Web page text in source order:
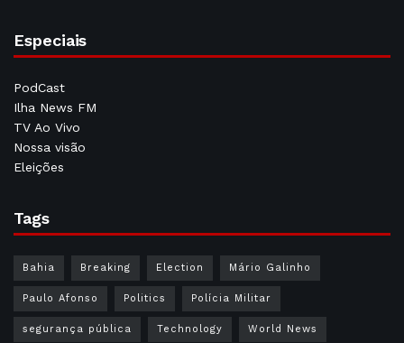
Especiais
PodCast
Ilha News FM
TV Ao Vivo
Nossa visão
Eleições
Tags
Bahia Breaking Election Mário Galinho
Paulo Afonso Politics Polícia Militar
segurança pública Technology World News